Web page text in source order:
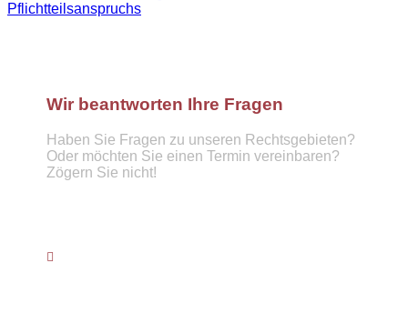
Pflichtteilsanspruchs
Wir beantworten Ihre Fragen
Haben Sie Fragen zu unseren Rechtsgebieten?
Oder möchten Sie einen Termin vereinbaren?
Zögern Sie nicht!